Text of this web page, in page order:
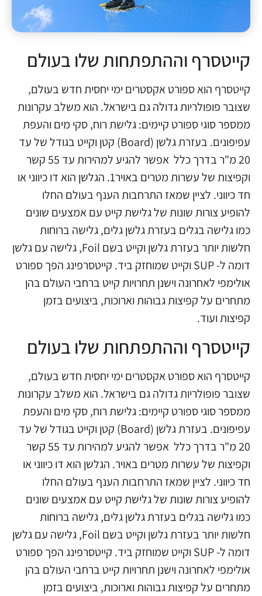
קייטסרף וההתפתחות שלו בעולם
קייטסרף הוא ספורט אקסטרים ימי יחסית חדש בעולם,
שצובר פופולריות גדולה גם בישראל. הוא משלב עקרונות
ממספר סוגי ספורט קיימים: גלישת רוח, סקי מים והעפת
עפיפונים. בעזרת גלשן (Board) קטן וקייט בגודל של עד
20 מ"ר בדרך כלל אפשר להגיע למהירות עד 55 קשר
וקפיצות של עשרות מטרים באויר1. הגלשן הוא דו כיווני או
חד כיווני. לציין שמאז התרחבות הענף בעולם החלו
להופיע צורות שונות של גלישת קייט עם אמצעים שונים
כמו גלישה בגלים בעזרת גלשן גלים, גלישה ברוחות
חלשות יותר בעזרת גלשן וקייט בשם Foil, גלישה עם גלשן
דומה ל- SUP וקייט שמוחזק ביד. קייטסרפינג הפך ספורט
אולימפי לאחרונה וישנן תחרויות קייט ברחבי העולם בהן
מתחרים על קפיצות גבוהות וארוכות, ביצועים בזמן
קפיצות ועוד.
קייטסרף וההתפתחות שלו בעולם
קייטסרף הוא ספורט אקסטרים ימי יחסית חדש בעולם,
שצובר פופולריות גדולה גם בישראל. הוא משלב עקרונות
ממספר סוגי ספורט קיימים: גלישת רוח, סקי מים והעפת
עפיפונים. בעזרת גלשן (Board) קטן וקייט בגודל של עד
20 מ"ר בדרך כלל אפשר להגיע למהירות עד 55 קשר
וקפיצות של עשרות מטרים באויר. הגלשן הוא דו כיווני או
חד כיווני. לציין שמאז התרחבות הענף בעולם החלו
להופיע צורות שונות של גלישת קייט עם אמצעים שונים
כמו גלישה בגלים בעזרת גלשן גלים, גלישה ברוחות
חלשות יותר בעזרת גלשן וקייט בשם Foil, גלישה עם גלשן
דומה ל- SUP וקייט שמוחזק ביד. קייטסרפינג הפך ספורט
אולימפי לאחרונה וישנן תחרויות קייט ברחבי העולם בהן
מתחרים על קפיצות גבוהות וארוכות, ביצועים בזמן